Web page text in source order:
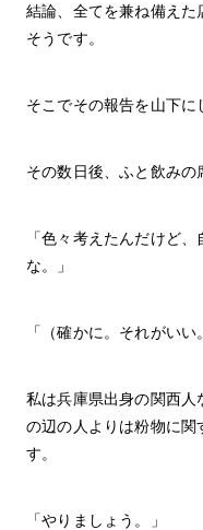
結論、全てを兼ね備えた
そうです。
そこでその報告を山下に
その数日後、ふと飲みの
「色々考えたんだけど
な。」
「（確かに。それがいい
私は兵庫県出身の関西人
の辺の人よりは粉物に関
す。
「やりましょう。」